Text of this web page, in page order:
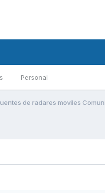
Personal
de radares moviles